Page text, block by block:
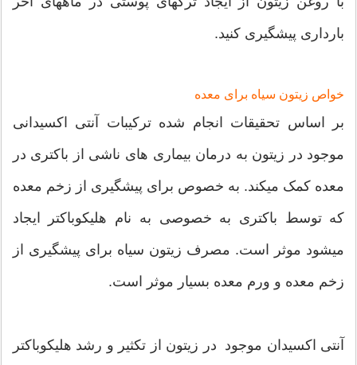
بارداری پیشگیری کنید.
خواص زیتون سیاه برای معده
بر اساس تحقیقات انجام شده ترکیبات آنتی اکسیدانی
موجود در زیتون به درمان بیماری های ناشی از باکتری در
معده کمک میکند. به خصوص برای پیشگیری از زخم معده
که توسط باکتری به خصوصی به نام هلیکوباکتر ایجاد
میشود موثر است. مصرف زیتون سیاه برای پیشگیری از
زخم معده و ورم معده بسیار موثر است.
آنتی اکسیدان موجود در زیتون از تکثیر و رشد هلیکوباکتر